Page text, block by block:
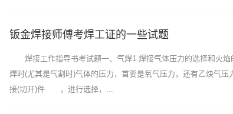
钣金焊接师傅考焊工证的一些试题
焊接工作指导书考试题一、气焊1.焊接气体压力的选择和火焰
焊时(尤其是气割时)气体的压力，首要是氧气压力，还有乙炔气压
接(切开)件 ，进行选择，...